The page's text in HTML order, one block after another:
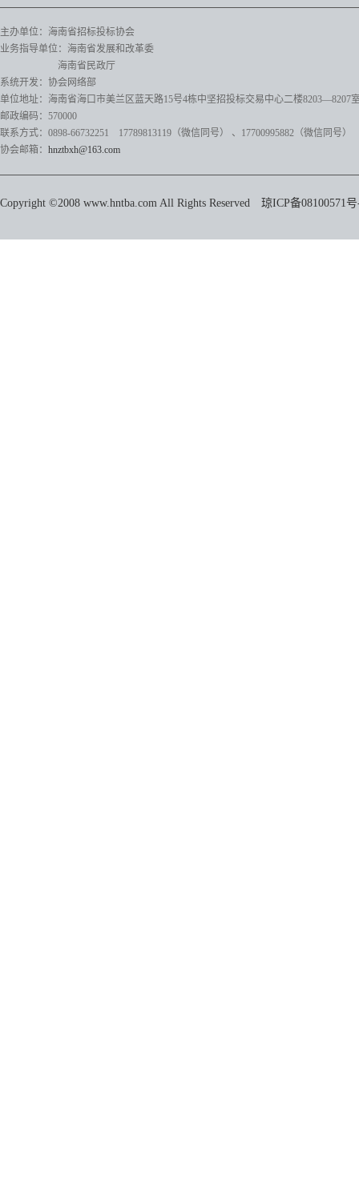
主办单位：海南省招标投标协会
业务指导单位：海南省发展和改革委
海南省民政厅
系统开发：协会网络部
单位地址：海南省海口市美兰区蓝天路15号4栋中坚招投标交易中心二楼8203—8207
邮政编码：570000
联系方式：0898-66732251 17789813119（微信同号）
、17700995882 （微信同号）
协会邮箱： hnztbxh@163.com
Copyright ©2008 www.hntba.com All Rights Reserved 琼ICP备08100571